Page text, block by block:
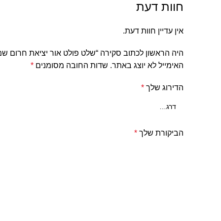
חוות דעת
אין עדיין חוות דעת.
היה הראשון לכתוב סקירה “שלט פולט אור יציאת חרום
האימייל לא יוצג באתר. שדות החובה מסומנים *
הדירוג שלך *
הביקורת שלך *